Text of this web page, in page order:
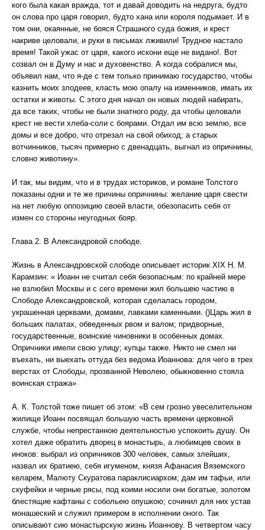
кого была какая вражда, тот и давай доводить на недруга, будто
он слова про царя говорил, будто хана или короля подымает. И в
том они, окаянные, не бояся Страшного суда божия, и крест
накриве целовали, и руки в письмах лживили! Трудное настало
время! Такой ужас от царя, какого искони еще не видано!. Вот
созвал он в Думу и нас и духовенство. А когда собралися мы,
объявил нам, что я-де с тем только принимаю государство, чтобы
казнить моих злодеев, класть мою опалу на изменников, имать их
остатки и животы. С этого дня начал он новых людей набирать,
да все таких, чтобы не были знатного роду, да чтобы целовали
крест не вести хлеба-соли с боярами. Отдал им всю землю, все
домы и все добро, что отрезал на свой обиход; а старых
вотчинников, тысяч примерно с двенадцать, выгнал из опричнины,
словно животину».
И так, мы видим, что и в трудах историков, и романе Толстого
показаны одни и те же причины опричнины: желание царя свести
на нет любую оппозицию своей власти, обезопасить себя от
измен со стороны неугодных бояр.
Глава 2. В Александровой слободе.
Жизнь в Александровской слободе описывает историк XIX Н. М.
Карамзин: « Иоанн не считал себя безопасным: по крайней мере
не взлюбил Москвы и с сего времени жил большею частию в
Слободе Александровской, которая сделалась городом,
украшенная церквами, домами, лавками каменными. ()Царь жил в
больших палатах, обведенных рвом и валом; придворные,
государственные, воинские чиновники в особенных домах.
Опричники имели свою улицу; купцы также. Никто не смел ни
въехать, ни выехать оттуда без ведома Иоаннова: для чего в трех
верстах от Слободы, прозванной Неволею, обыкновенно стояла
воинская стража»
А. К. Толстой тоже пишет об этом: «В сем грозно увеселительном
жилище Иоанн посвящал большую часть времени церковной
службе, чтобы непрестанною деятельностью успокоить душу. Он
хотел даже обратить дворец в монастырь, а любимцев своих в
иноков: выбрал из опричников 300 человек, самых злейших,
назвал их братиею, себя игуменом, князя Афанасия Вяземского
келарем, Малюту Скуратова параклисиархом; дам им тафьи, или
скуфейки и черные рясы, под коими носили они богатые, золотом
блестящие кафтаны с собольею опушкою; сочинил для них устав
монашеский и служил примером в исполнении оного. Так
описывают сию монастырскую жизнь Иоаннову. В четвертом часу